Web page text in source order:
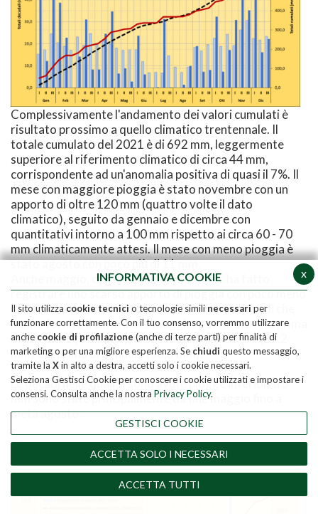
Complessivamente l'andamento dei valori cumulati è
risultato prossimo a quello climatico trentennale. Il
totale cumulato del 2021 è di 692 mm, leggermente
superiore al riferimento climatico di circa 44 mm,
corrispondente ad un'anomalia positiva di quasi il 7%. Il
mese con maggiore pioggia è stato novembre con un
apporto di oltre 120 mm (quattro volte il dato
climatico), seguito da gennaio e dicembre con
quantitativi intorno a 100 mm rispetto ai circa 60 - 70
mm climaticamente attesi. Il mese con meno pioggia è
stato agosto con poco più di 11 mm.
Anche maggio, con un apporto di 18 mm, ha fatto
registrare uno scarso apporto di pioggia con poco meno
di un terzo del dato climatico (52,3 mm). Le decadi che
hanno fornito il contributo maggiore sono state la prima
di dicembre (61,6 mm), la seconda di novembre (55,2
mm) e la prima di gennaio (50,3 mm).
Le decadi nelle quali si sono avute piogge inferiori a 5
mm sono state principalmente da fine maggio fino a
metà agosto.
x
INFORMATIVA COOKIE
Il sito utilizza cookie tecnici o tecnologie simili necessari per
funzionare correttamente. Con il tuo consenso, vorremmo utilizzare
anche cookie di profilazione (anche di terze parti) per finalità di
marketing o per una migliore esperienza. Se chiudi questo messaggio,
tramite la Xin alto a destra, accetti solo i cookie necessari.
Seleziona Gestisci Cookie per conoscere i cookie utilizzati e impostare i
consensi. Consulta anche la nostra Privacy Policy.
GESTISCI COOKIE
ACCETTA SOLO I NECESSARI
ACCETTA TUTTI